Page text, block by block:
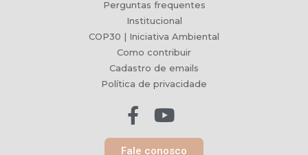
Perguntas frequentes
Institucional
COP30 | Iniciativa Ambiental
Como contribuir
Cadastro de emails
Política de privacidade
Fale conosco